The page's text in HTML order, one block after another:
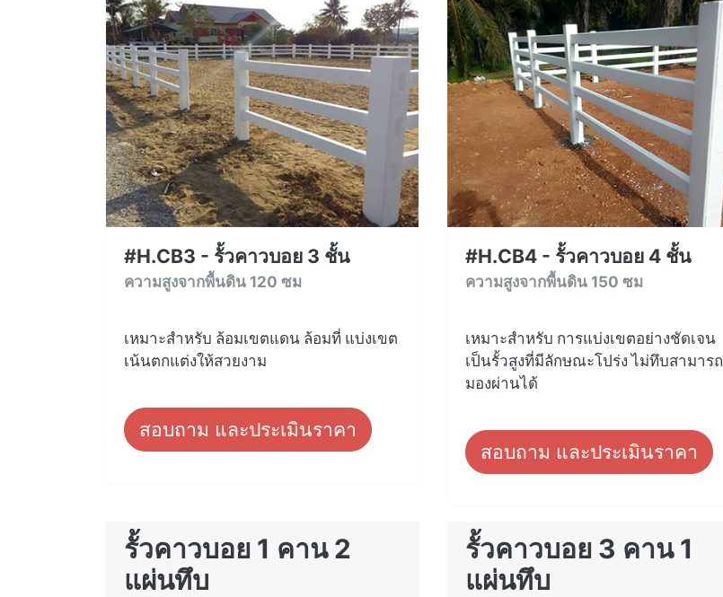
#H.CB3 - รั้วคาวบอย 3 ชั้น
ความสูงจากพื้นดิน 120 ซม
เหมาะสำหรับ ล้อมเขตแดน ล้อมที่ แบ่งเขต
เน้นตกแต่งให้สวยงาม
สอบถาม และประเมินราคา
#H.CB4 - รั้วคาวบอย 4 ชั้น
ความสูงจากพื้นดิน 150 ซม
เหมาะสำหรับ การแบ่งเขตอย่างชัดเจน
เป็นรั้วสูงที่มีลักษณะโปร่ง ไม่ทึบสามารถ
มองผ่านได้
สอบถาม และประเมินราคา
รั้วคาวบอย 1 คาน 2
แผ่นทึบ
รั้วคาวบอย 3 คาน 1
แผ่นทึบ